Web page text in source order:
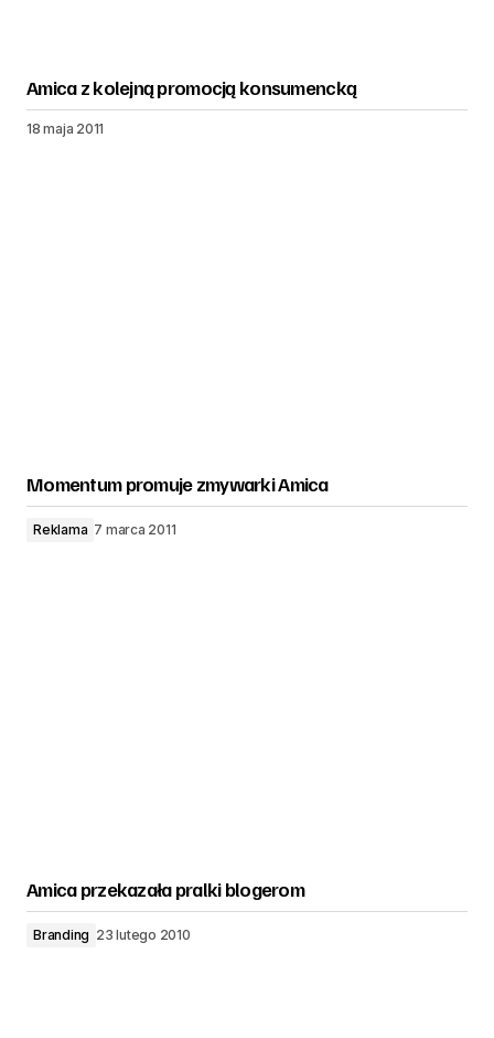
Amica z kolejną promocją konsumencką
18 maja 2011
Momentum promuje zmywarki Amica
Reklama 7 marca 2011
Amica przekazała pralki blogerom
Branding 23 lutego 2010